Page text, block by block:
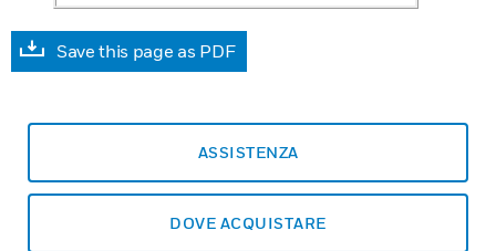
Save this page as PDF
ASSISTENZA
DOVE ACQUISTARE